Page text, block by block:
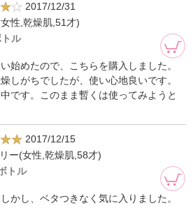
2017/12/31
性,乾燥肌,51才)
ル
始めたので、こちらを購入しました。
しがちでしたが、使い心地良いです。
です。このまま暫くは使ってみようと
2017/12/15
ー(女性,乾燥肌,58才)
トル
かし、ベタつきなく気に入りました。